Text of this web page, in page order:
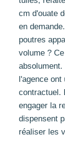
cm d'ouate
en
poutres
volume ?
l'agence
contractuel.
engager la
dispensent
réaliser les